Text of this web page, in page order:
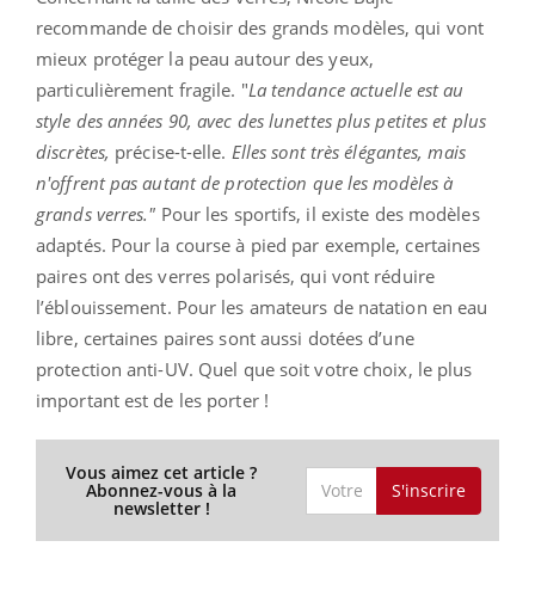
recommande de choisir des grands modèles, qui vont
mieux protéger la peau autour des yeux,
particulièrement fragile. "La tendance actuelle est au
style des années 90, avec des lunettes plus petites et plus
discrètes, précise-t-elle. Elles sont très élégantes, mais
n'offrent pas autant de protection que les modèles à
grands verres." Pour les sportifs, il existe des modèles
adaptés. Pour la course à pied par exemple, certaines
paires ont des verres polarisés, qui vont réduire
l’éblouissement. Pour les amateurs de natation en eau
libre, certaines paires sont aussi dotées d’une
protection anti-UV. Quel que soit votre choix, le plus
important est de les porter !
Vous aimez cet article ?
Abonnez-vous à la
newsletter !
S'inscrire